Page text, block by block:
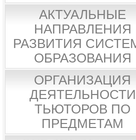
АКТУАЛЬНЫЕ
НАПРАВЛЕНИЯ
РАЗВИТИЯ
ОБРАЗОВАНИЯ
ОРГАНИЗАЦИЯ
ДЕЯТЕЛЬНОСТИ
ТЬЮТОРОВ ПО
ПРЕДМЕТАМ